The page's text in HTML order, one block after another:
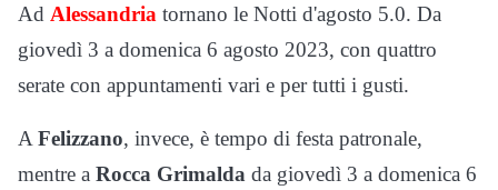
Ad Alessandria tornano le Notti d'agosto 5.0. Da
giovedì 3 a domenica 6 agosto 2023, con quattro
serate con appuntamenti vari e per tutti i gusti.
A Felizzano, invece, è tempo di festa patronale,
mentre a Rocca Grimalda da giovedì 3 a domenica 6